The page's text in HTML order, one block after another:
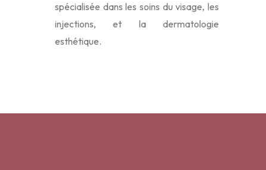
spécialisée dans les soins du visage, les
injections, et la dermatologie
esthétique.